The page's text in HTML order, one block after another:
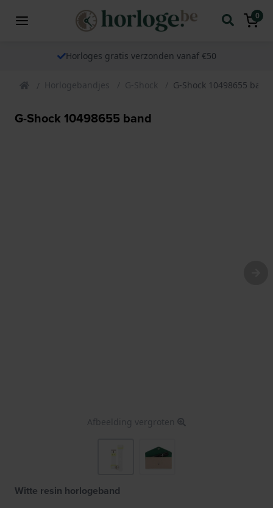
0
Horloges gratis verzonden vanaf €50
Horlogebandjes G-Shock G-Shock 10498655 band
G-Shock 10498655 band
Afbeelding vergroten
Witte resin horlogeband